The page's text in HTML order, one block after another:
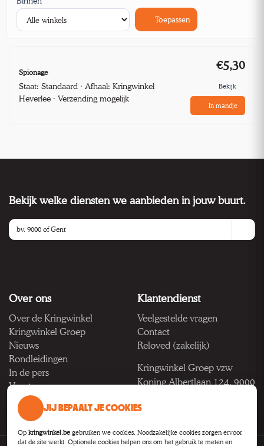
Toepassen
Spionage
Staat: Standaard · Afhaal: Kringwinkel
Heverlee · Verzending mogelijk
€5,30
Bekijk
In mandje
Bekijk welke diensten we aanbieden in jouw buurt.
Over ons
Over de Kringwinkel
Kringwinkel Groep
Nieuws
Rondleidingen
In de pers
Vacatures
Klantendienst
Veelgestelde vragen
Contact
Reloved (zakelijk)
Kringwinkel Groep vzw
Koning Albertlaan 124, 9000
BTW BE 1033.922.208
JIJ BEPAALT JE COOKIES
Op kringwinkel.be gebruiken we cookies. Noodzakelijke cookies zorgen ervoor
dat de site werkt. Optionele cookies helpen ons om het gebruik te meten en